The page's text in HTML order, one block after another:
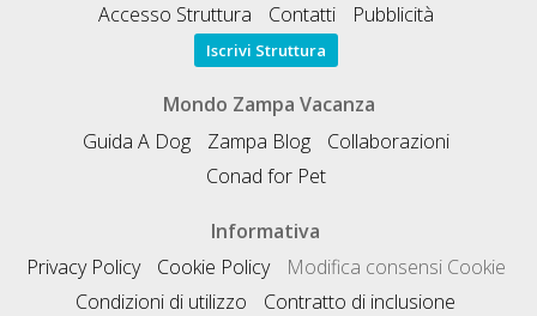
Accesso Struttura
Contatti Pubblicità
Iscrivi Struttura
Mondo Zampa Vacanza
Guida A Dog
Zampa Blog
Collaborazioni
Conad for Pet
Informativa
Privacy Policy
Cookie Policy
Modifica consensi Cookie
Condizioni di utilizzo
Contratto di inclusione